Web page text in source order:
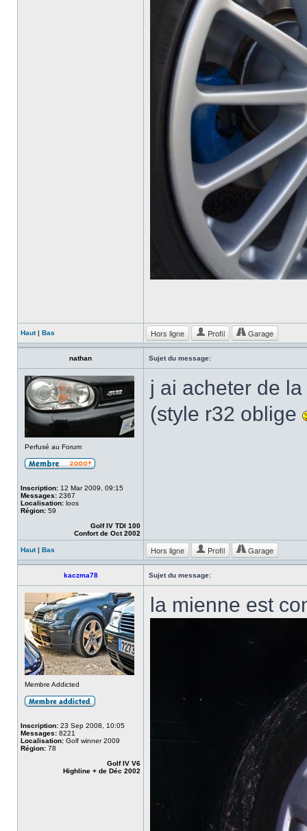
Haut| Bas Hors ligne Profil Garage
nathan Sujet du message:
Perfusé au Forum
Inscription: 12 Mar 2009, 09:15
Messages: 2367
Localisation: loos
Région: 59
Golf IV TDI 100
Confort de Oct 2002
j ai acheter de
(style r32 oblige
Haut| Bas Hors ligne Profil Garage
kaczma78 Sujet du message:
Membre Addicted
Inscription: 23 Sep 2008, 10:05
Messages: 8221
Localisation: Golf winner 2009
Région: 78
Golf IV V6
Highline + de Déc 2002
la mienne est